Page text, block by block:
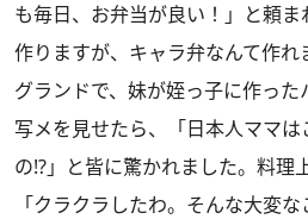
も毎日、お弁当が良い！」と頼
作りますが、キャラ弁なんて作
グランドで、妹が姪っ子に作っ
写メを見せたら、「日本人ママ
の!?」と皆に驚かれました。料理
「クラクラしたわ。そんな大変